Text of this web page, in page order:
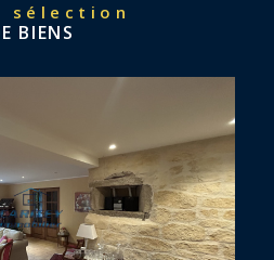
sélection
BIENS